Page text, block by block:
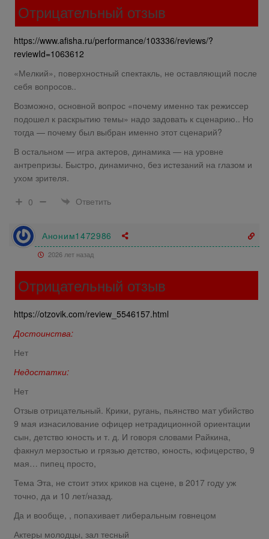
Отрицательный отзыв
https://www.afisha.ru/performance/103336/reviews/?
reviewId=1063612
«Мелкий», поверхностный спектакль, не оставляющий после
себя вопросов..
Возможно, основной вопрос «почему именно так режиссер
подошел к раскрытию темы» надо задовать к сценарию.. Но
тогда — почему был выбран именно этот сценарий?
В остальном — игра актеров, динамика — на уровне
антрепризы. Быстро, динамично, без истезаний на глазом и
ухом зрителя.
0
Ответить
Аноним1472986
2026 лет назад
Отрицательный отзыв
https://otzovik.com/review_5546157.html
Достоинства:
Нет
Недостатки:
Нет
Отзыв отрицательный. Крики, ругань, пьянство мат убийство
9 мая изнасилование офицер нетрадиционной ориентации
сын, детство юность и т. д. И говоря словами Райкина,
факнул мерзостью и грязью детство, юность, юфицерство, 9
мая… пипец просто,
Тема Эта, не стоит этих криков на сцене, в 2017 году уж
точно, да и 10 лет/назад.
Да и вообще, , попахивает либеральным говнецом
Актеры молодцы, зал тесный